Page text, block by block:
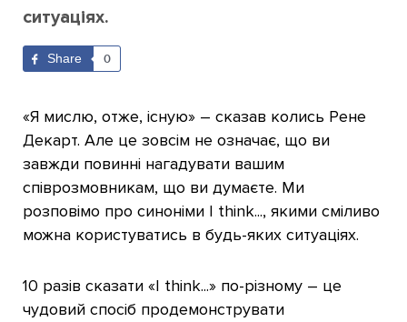
ситуаціях.
Share 0
«Я мислю, отже, існую» – сказав колись Рене
Декарт. Але це зовсім не означає, що ви
завжди повинні нагадувати вашим
співрозмовникам, що ви думаєте. Ми
розповімо про синоніми I think..., якими сміливо
можна користуватись в будь-яких ситуаціях.
10 разів сказати «I think...» по-різному – це
чудовий спосіб продемонструвати